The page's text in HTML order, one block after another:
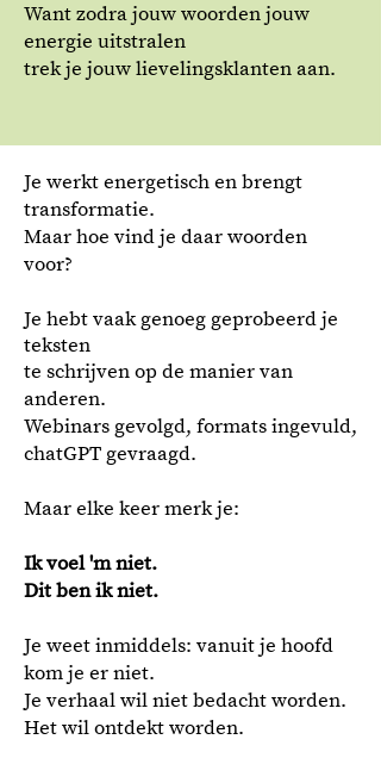
Want zodra jouw woorden jouw
energie uitstralen
trek je jouw lievelingsklanten aan.
Je werkt energetisch en brengt
transformatie.
Maar hoe vind je daar woorden
voor?
Je hebt vaak genoeg geprobeerd je
teksten
te schrijven op de manier van
anderen.
Webinars gevolgd, formats ingevuld,
chatGPT gevraagd.
Maar elke keer merk je:
Ik voel 'm niet.
Dit ben ik niet.
Je weet inmiddels: vanuit je hoofd
kom je er niet.
Je verhaal wil niet bedacht worden.
Het wil ontdekt worden.